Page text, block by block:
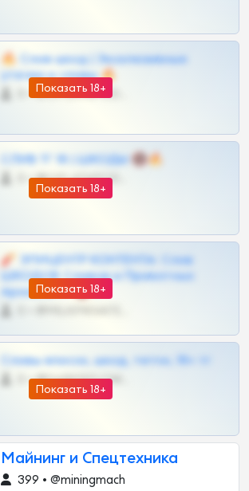
Показать 18+
🔥 Слив шкод | Эксклюзивные
утечки и сливы 🔥
0 •
Показать 18+
СЛИВ ТГ 18 | ШКОДЫ 🔞🔥
0 •
Показать 18+
🧨 ЭПИЦЕНТР КОНТЕНТА: Слив
ШКОДОВ Сливов и Приватных
Архивов ТГ 🔞💎
Показать 18+
Сливы вписок, шкод, теток, 18+ тг
0 •
Майнинг и Спецтехника
399 • @miningmach